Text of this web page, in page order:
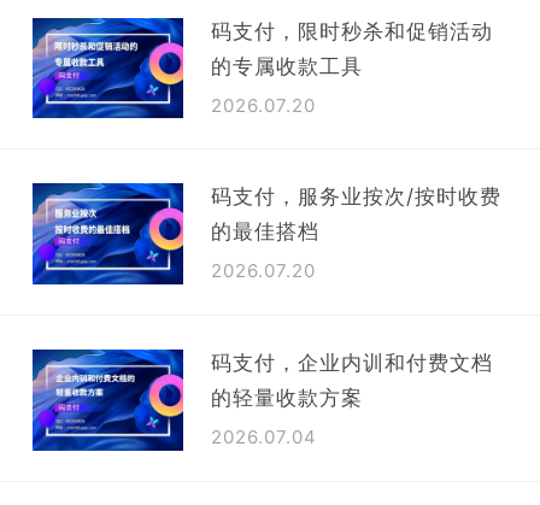
付
平
码支付，限时秒杀和促销活动
的专属收款工具
2026.07.20
码支付，服务业按次/按时收费
的最佳搭档
2026.07.20
码支付，企业内训和付费文档
的轻量收款方案
2026.07.04